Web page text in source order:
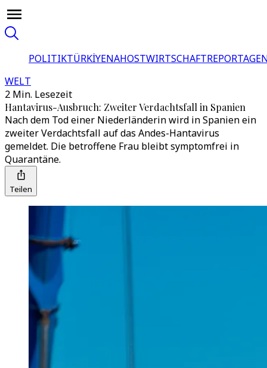
POLITIKTÜRKİYENAHOSTWIRTSCHAFT
WELT
2 Min. Lesezeit
Hantavirus-Ausbruch: Zweiter Verdachtsfall in Spanien
Nach dem Tod einer Niederländerin wird in Spanien ein
zweiter Verdachtsfall auf das Andes-Hantavirus
gemeldet. Die betroffene Frau bleibt symptomfrei in
Quarantäne.
Teilen